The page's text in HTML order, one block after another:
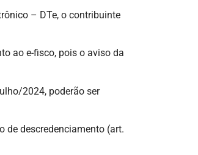
– DTe, o contribuinte
ao e-fisco, pois o aviso da
2024, poderão ser
de descredenciamento (art.